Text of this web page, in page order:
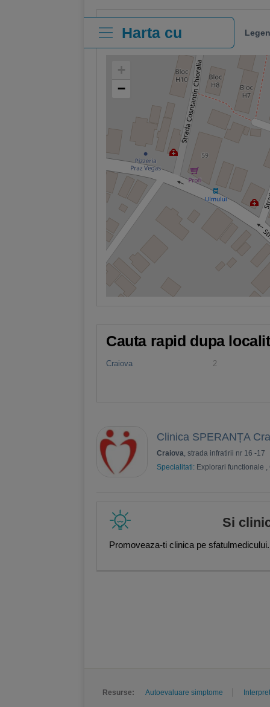
Harta cu
clinici
+
−
Cauta rapid dupa
Craiova 2
Clinica SPERANȚA
Craiova, strada infratirii nr 16 -17
Specialitati: Explorari functionale ,
Si
Promoveaza-ti clinica pe
Resurse: Autoevaluare simptome